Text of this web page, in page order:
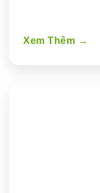
Xem Thêm →